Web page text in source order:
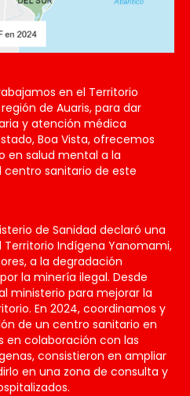
en el Territorio
de Auaris, para dar
y atención médica
Boa Vista, ofrecemos
en salud mental a la
sanitario de este
de Sanidad declaró una
Indígena Yanomami,
a la degradación
la minería ilegal. Desde
ministerio para mejorar la
En 2024, coordinamos y
de un centro sanitario en
en colaboración con las
consistieron en ampliar
en una zona de consulta y